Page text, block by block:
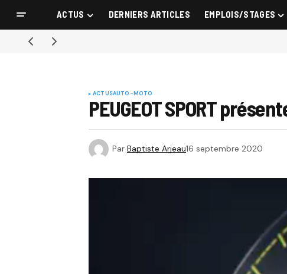
ACTUS DERNIERS ARTICLES EMPLOIS/STAGES
ACTUSAUTO-MOTO
PEUGEOT SPORT
Par Baptiste Arjeau16 septembre 2020